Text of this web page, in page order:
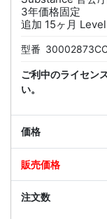
3年価格固定
追加 15ヶ月
型番
ご利中のライセン
い。